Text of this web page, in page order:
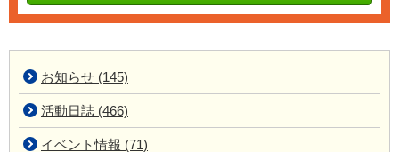
お知らせ (145)
活動日誌 (466)
イベント情報 (71)